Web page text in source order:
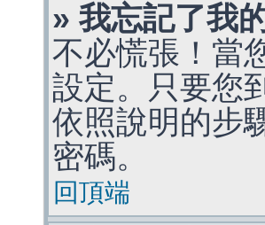
» 我忘記了我
不必慌張！當
設定。只要您
依照說明的步
密碼。
回頂端